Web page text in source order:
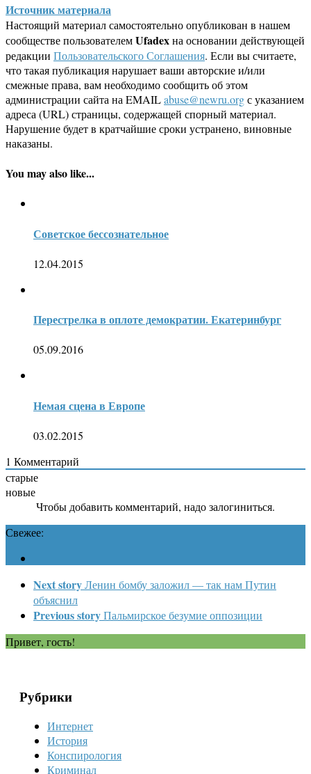
Источник материала
Настоящий материал самостоятельно опубликован в нашем
сообществе пользователемUfadexна основании действующей
редакции Пользовательского Соглашения. Если вы считаете,
что такая публикация нарушает ваши авторские и/или
смежные права, вам необходимо сообщить об этом
администрации сайта на EMAILabuse@newru.orgс указанием
адреса (URL) страницы, содержащей спорный материал.
Нарушение будет в кратчайшие сроки устранено, виновные
наказаны.
You may also like...
Советское бессознательное
12.04.2015
Перестрелка в оплоте демократии. Екатеринбург
05.09.2016
Немая сцена в Европе
03.02.2015
1 Комментарий
старые
новые
Чтобы добавить комментарий, надо залогиниться.
Свежее:
Next storyЛенин бомбу заложил — так нам Путин
объяснил
Previous storyПальмирское безумие оппозиции
Привет, гость!
Рубрики
Интернет
История
Конспирология
Криминал